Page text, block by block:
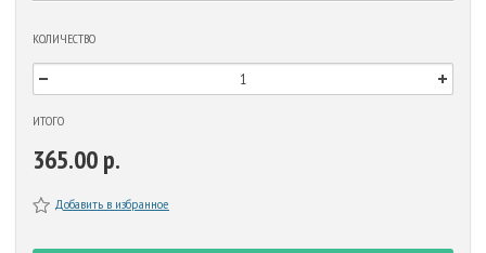
КОЛИЧЕСТВО
ИТОГО
365.00 р.
Добавить в избранное